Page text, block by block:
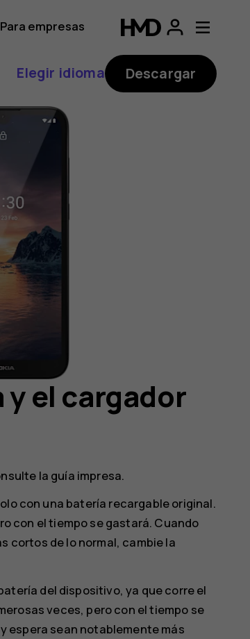
Para empresas
Elegir idioma Descargar
el cargador
la guía impresa.
con una batería recargable original.
con el tiempo se gastará. Cuando
cortos de lo normal, cambie la
del dispositivo, ya que corre el
veces, pero con el tiempo se
espera sean notablemente más